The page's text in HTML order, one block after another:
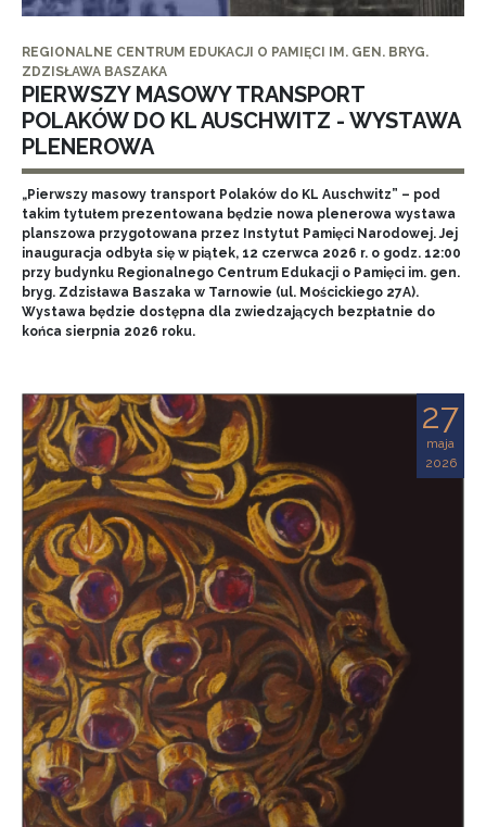
REGIONALNE CENTRUM EDUKACJI O PAMIĘCI IM. GEN. BRYG.
ZDZISŁAWA BASZAKA
PIERWSZY MASOWY TRANSPORT
POLAKÓW DO KL AUSCHWITZ - WYSTAWA
PLENEROWA
„Pierwszy masowy transport Polaków do KL Auschwitz” – pod
takim tytułem prezentowana będzie nowa plenerowa wystawa
planszowa przygotowana przez Instytut Pamięci Narodowej. Jej
inauguracja odbyła się w piątek, 12 czerwca 2026 r. o godz. 12:00
przy budynku Regionalnego Centrum Edukacji o Pamięci im. gen.
bryg. Zdzisława Baszaka w Tarnowie (ul. Mościckiego 27A).
Wystawa będzie dostępna dla zwiedzających bezpłatnie do
końca sierpnia 2026 roku.
27
maja
2026